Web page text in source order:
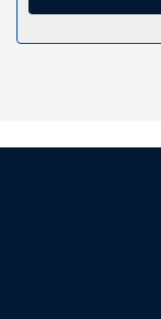
e uma piscina
Recarregue
Termine o dia